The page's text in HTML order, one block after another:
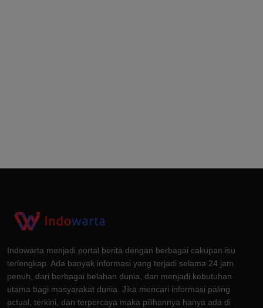
Indowarta menjadi portal berita dengan berbagai cakupan isu
terlengkap. Ada banyak informasi yang terjadi selama 24 jam
penuh, dari berbagai belahan dunia, dan menjadi kebutuhan
utama bagi masyarakat dunia. Jika mencari informasi paling
actual, terkini, dan terpercaya maka pilihannya hanya ada di